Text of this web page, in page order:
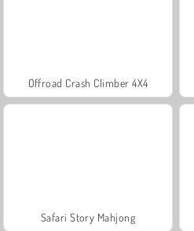
Offroad Crash Climber 4X4
Safari Story Mahjong